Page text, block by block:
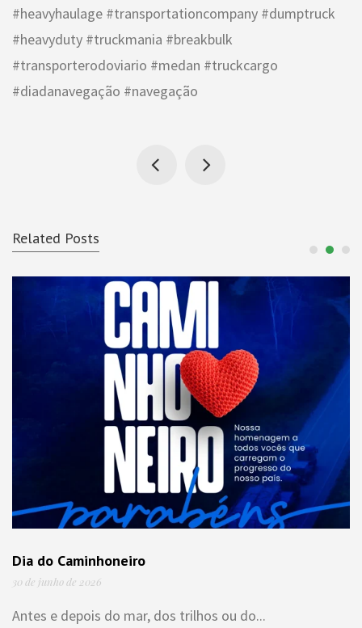
#heavyhaulage #transportationcompany #dumptruck
#heavyduty #truckmania #breakbulk
#transporterodoviario #medan #truckcargo
#diadanavegação #navegação
Related Posts
Dia do Caminhoneiro
30 de junho de 2026
Antes e depois do mar, dos trilhos ou do...